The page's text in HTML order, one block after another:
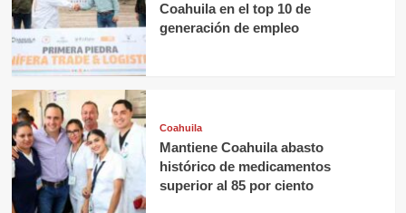
Coahuila en el top 10 de
generación de empleo
Coahuila
Mantiene Coahuila abasto
histórico de medicamentos
superior al 85 por ciento